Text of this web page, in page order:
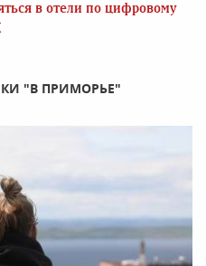
в отели по цифровому
"В ПРИМОРЬЕ"